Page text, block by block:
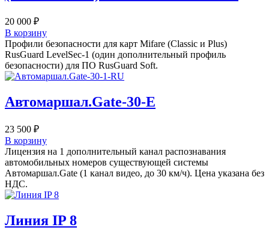
20 000 ₽
В корзину
Профили безопасности для карт Mifare (Classic и Plus)
RusGuard LevelSec-1 (один дополнительный профиль
безопасности) для ПО RusGuard Soft.
Автомаршал.Gate-30-E
23 500 ₽
В корзину
Лицензия на 1 дополнительный канал распознавания
автомобильных номеров существующей системы
Автомаршал.Gate (1 канал видео, до 30 км/ч). Цена указана без
НДС.
Линия IP 8